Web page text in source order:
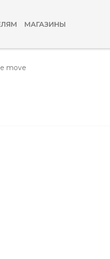
МАГАЗИНЫ
move